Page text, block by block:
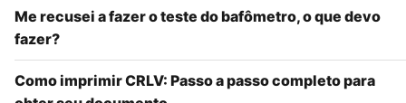
Me recusei a fazer o teste do bafômetro, o que devo
fazer?
Como imprimir CRLV: Passo a passo completo para